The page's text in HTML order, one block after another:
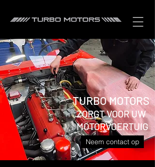
TURBO MOTORS
ZORGT VOOR UW
MOTORVOERTUIG
Neem contact op